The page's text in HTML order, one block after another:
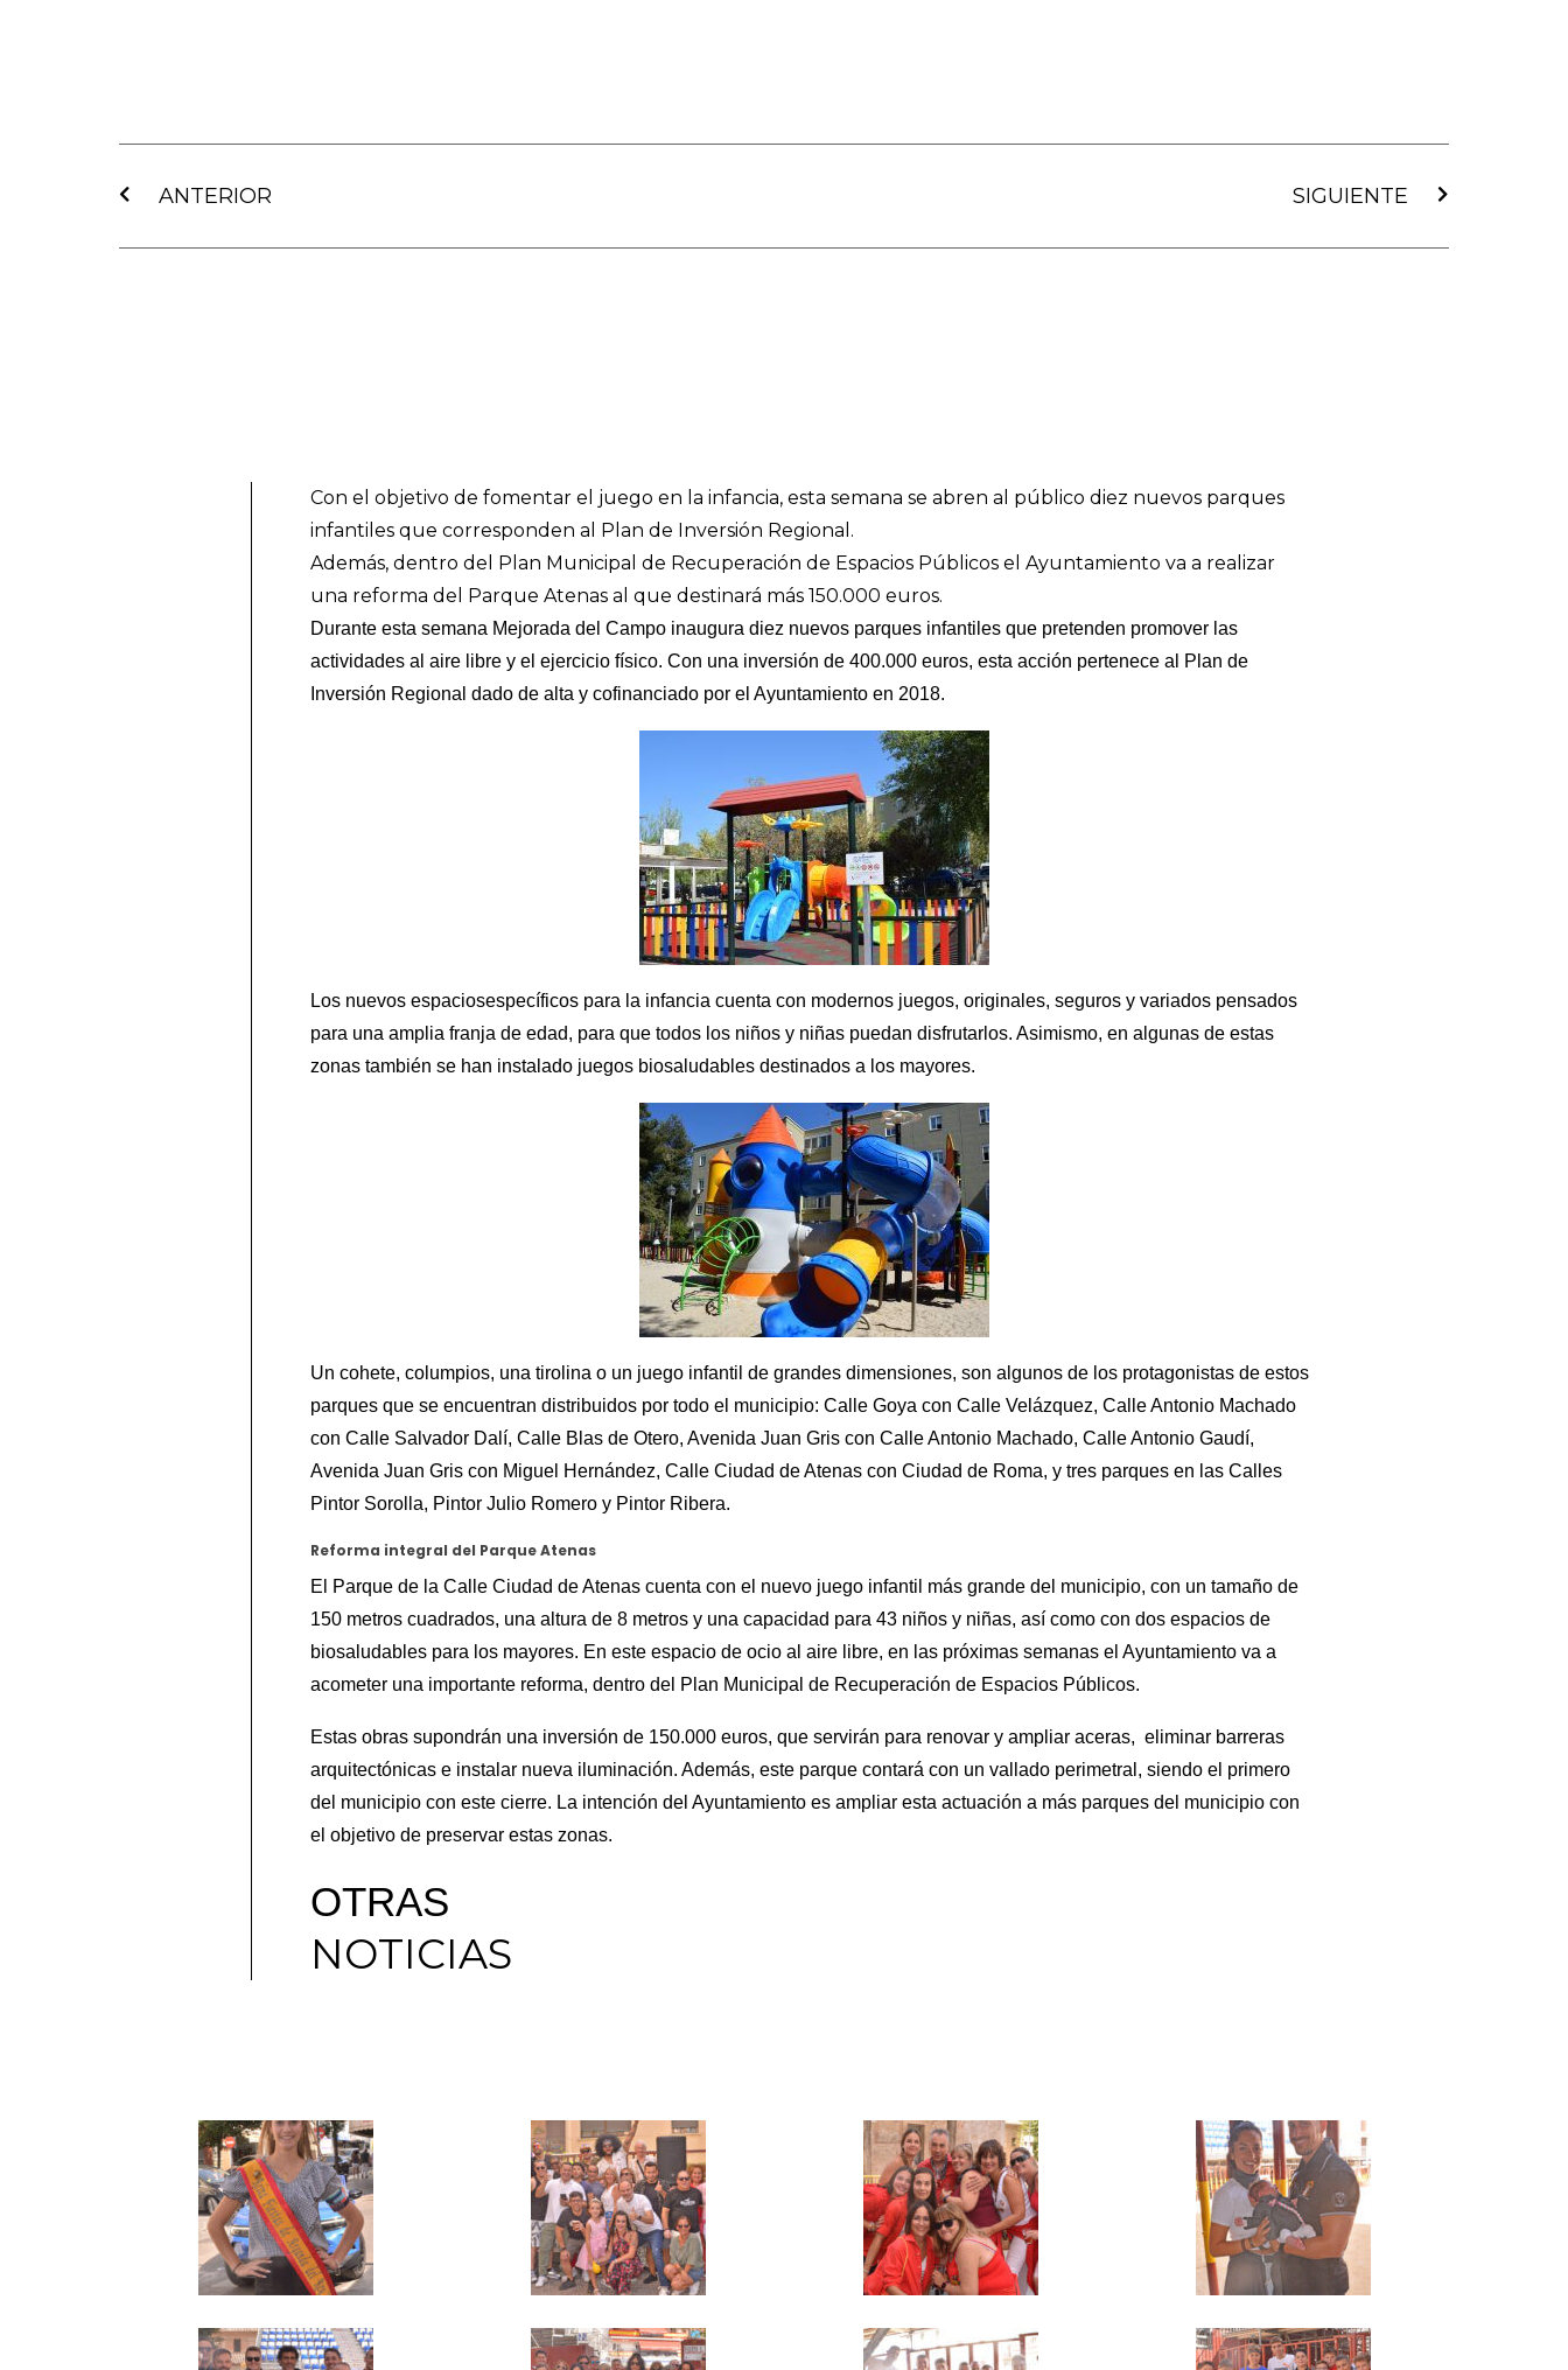
ANTERIOR SIGUIENTE
Con el objetivo de fomentar el juego en la infancia, esta semana se abren al público diez nuevos parques
infantiles que corresponden al Plan de Inversión Regional.
Además, dentro del Plan Municipal de Recuperación de Espacios Públicos el Ayuntamiento va a realizar
una reforma del Parque Atenas al que destinará más 150.000 euros.
Durante esta semana Mejorada del Campo inaugura diez nuevos parques infantiles que pretenden promover las
actividades al aire libre y el ejercicio físico. Con una inversión de 400.000 euros, esta acción pertenece al Plan de
Inversión Regional dado de alta y cofinanciado por el Ayuntamiento en 2018.
Los nuevos espaciosespecíficos para la infancia cuenta con modernos juegos, originales, seguros y variados pensados
para una amplia franja de edad, para que todos los niños y niñas puedan disfrutarlos. Asimismo, en algunas de estas
zonas también se han instalado juegos biosaludables destinados a los mayores.
Un cohete, columpios, una tirolina o un juego infantil de grandes dimensiones, son algunos de los protagonistas de estos
parques que se encuentran distribuidos por todo el municipio: Calle Goya con Calle Velázquez, Calle Antonio Machado
con Calle Salvador Dalí, Calle Blas de Otero, Avenida Juan Gris con Calle Antonio Machado, Calle Antonio Gaudí,
Avenida Juan Gris con Miguel Hernández, Calle Ciudad de Atenas con Ciudad de Roma, y tres parques en las Calles
Pintor Sorolla, Pintor Julio Romero y Pintor Ribera.
Reforma integral del Parque Atenas
El Parque de la Calle Ciudad de Atenas cuenta con el nuevo juego infantil más grande del municipio, con un tamaño de
150 metros cuadrados, una altura de 8 metros y una capacidad para 43 niños y niñas, así como con dos espacios de
biosaludables para los mayores. En este espacio de ocio al aire libre, en las próximas semanas el Ayuntamiento va a
acometer una importante reforma, dentro del Plan Municipal de Recuperación de Espacios Públicos.
Estas obras supondrán una inversión de 150.000 euros, que servirán para renovar y ampliar aceras, eliminar barreras
arquitectónicas e instalar nueva iluminación. Además, este parque contará con un vallado perimetral, siendo el primero
del municipio con este cierre. La intención del Ayuntamiento es ampliar esta actuación a más parques del municipio con
el objetivo de preservar estas zonas.
OTRAS
NOTICIAS